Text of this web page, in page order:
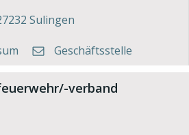
Sulingen
Geschäftsstelle
verband